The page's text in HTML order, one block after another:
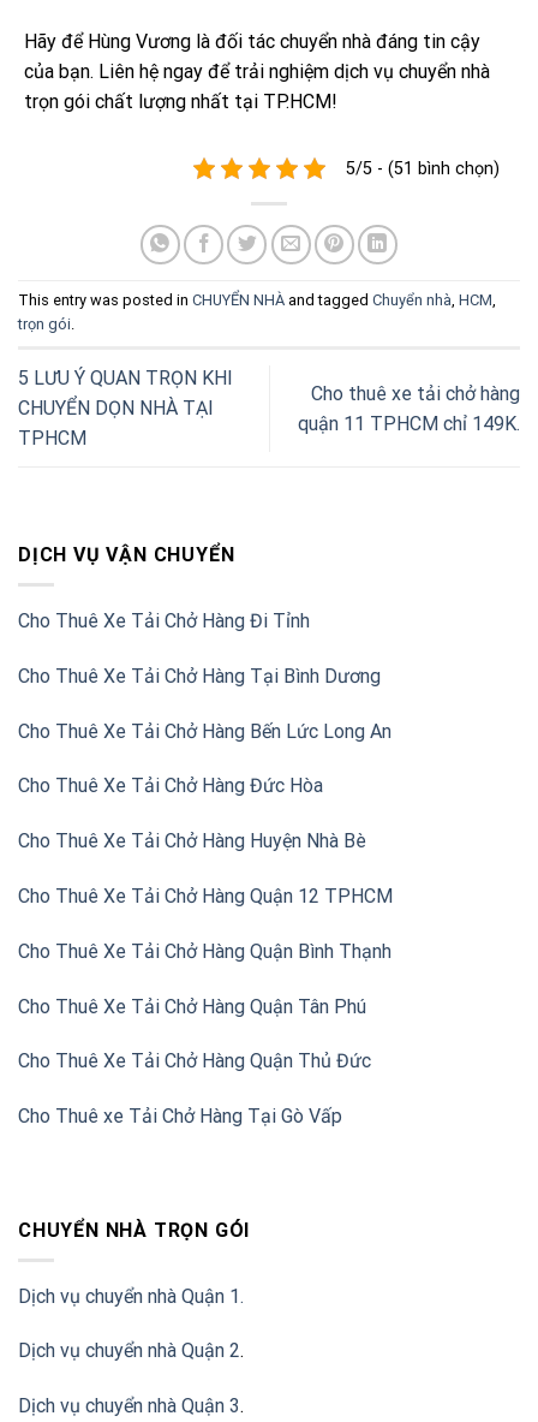
DỊCH VỤ VẬN CHUYỂN
Cho Thuê Xe Tải Chở Hàng Đi Tỉnh
Cho Thuê Xe Tải Chở Hàng Tại Bình Dương
Cho Thuê Xe Tải Chở Hàng Bến Lức Long An
Cho Thuê Xe Tải Chở Hàng Đức Hòa
Cho Thuê Xe Tải Chở Hàng Huyện Nhà Bè
Cho Thuê Xe Tải Chở Hàng Quận 12 TPHCM
Cho Thuê Xe Tải Chở Hàng Quận Bình Thạnh
Cho Thuê Xe Tải Chở Hàng Quận Tân Phú
Cho Thuê Xe Tải Chở Hàng Quận Thủ Đức
Cho Thuê xe Tải Chở Hàng Tại Gò Vấp
CHUYỂN NHÀ TRỌN GÓI
Dịch vụ chuyển nhà Quận 1.
Dịch vụ chuyển nhà Quận 2.
Dịch vụ chuyển nhà Quận 3.
Hãy để Hùng Vương là đối tác chuyển nhà đáng tin cậy
của bạn. Liên hệ ngay để trải nghiệm dịch vụ chuyển nhà
trọn gói chất lượng nhất tại TP.HCM!
5/5 - (51 bình chọn)
This entry was posted in CHUYỂN NHÀ and tagged Chuyển nhà, HCM,
trọn gói.
5 LƯU Ý QUAN TRỌN KHI
CHUYỂN DỌN NHÀ TẠI
TPHCM
Cho thuê xe tải chở hàng
quận 11 TPHCM chỉ 149K.